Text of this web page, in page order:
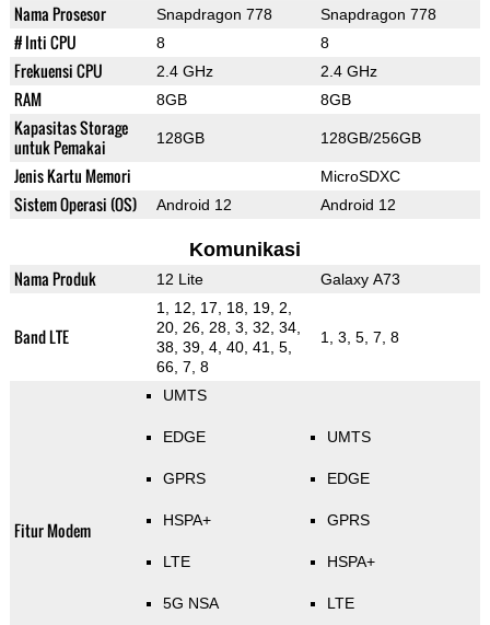
Nama Prosesor Snapdragon 778 Snapdragon 778
# Inti CPU 8 8
Frekuensi CPU 2.4 GHz 2.4 GHz
RAM 8GB 8GB
Kapasitas Storage
untuk Pemakai
128GB 128GB/256GB
Jenis Kartu Memori MicroSDXC
Sistem Operasi (OS) Android 12 Android 12
Komunikasi
Nama Produk 12 Lite Galaxy A73
Band LTE
1, 12, 17, 18, 19, 2,
20, 26, 28, 3, 32, 34,
38, 39, 4, 40, 41, 5,
66, 7, 8
1, 3, 5, 7, 8
Fitur Modem
UMTS
EDGE
GPRS
HSPA+
LTE
5G NSA
UMTS
EDGE
GPRS
HSPA+
LTE